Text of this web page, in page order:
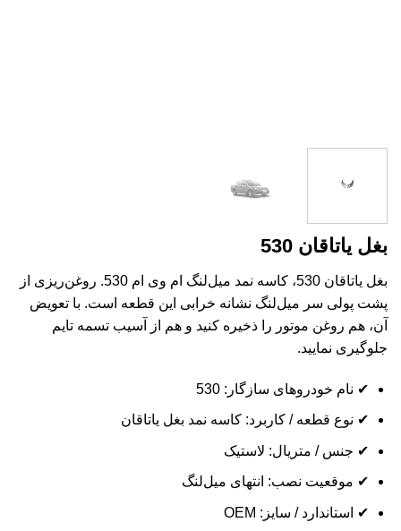
بغل یاتاقان 530
بغل یاتاقان 530، کاسه نمد میل‌لنگ ام وی ام 530. روغن‌ریزی از
پشت پولی سر میل‌لنگ نشانه خرابی این قطعه است. با تعویض
آن، هم روغن موتور را ذخیره کنید و هم از آسیب تسمه تایم
جلوگیری نمایید.
✔ نام خودروهای سازگار: 530
✔ نوع قطعه / کاربرد: کاسه نمد بغل یاتاقان
✔ جنس / متریال: لاستیک
✔ موقعیت نصب: انتهای میل‌لنگ
✔ استاندارد / سایز: OEM